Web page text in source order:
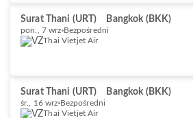
Surat Thani (URT) Bangkok (BKK)
pon., 7 wrz Bezpośredni
Thai Vietjet Air
Surat Thani (URT) Bangkok (BKK)
śr., 16 wrz Bezpośredni
Thai Vietjet Air